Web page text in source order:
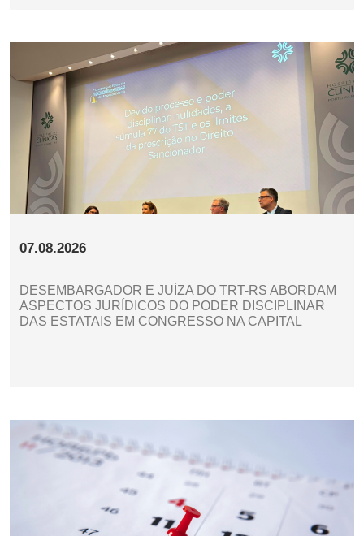
07.08.2026
DESEMBARGADOR E JUÍZA DO TRT-RS ABORDAM
ASPECTOS JURÍDICOS DO PODER DISCIPLINAR
DAS ESTATAIS EM CONGRESSO NA CAPITAL